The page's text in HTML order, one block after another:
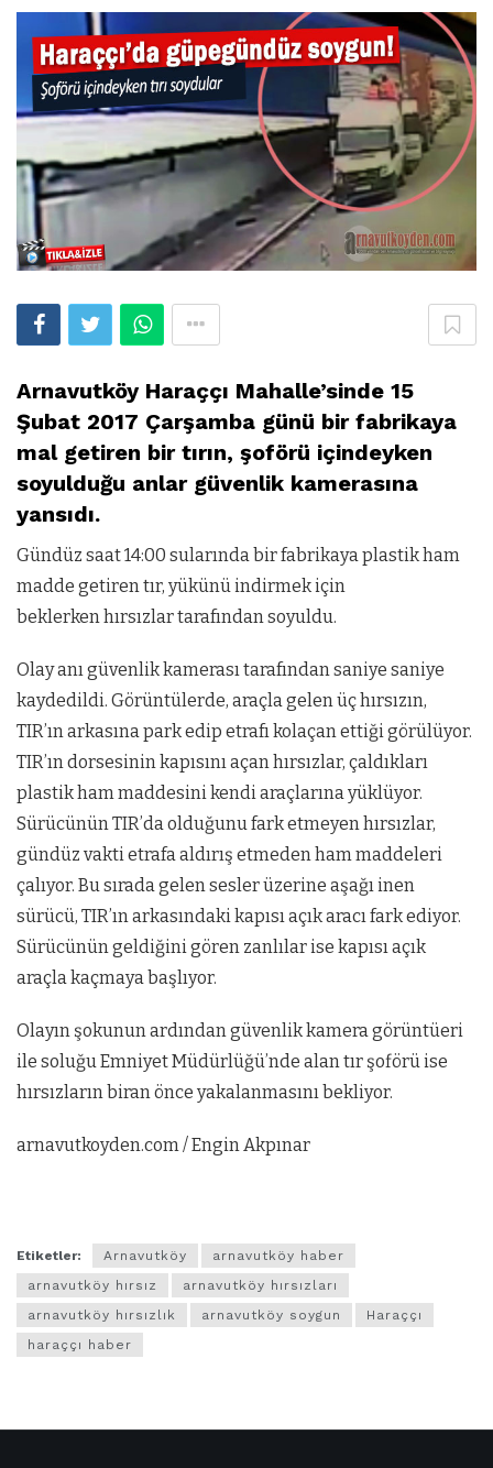
Arnavutköy Haraççı Mahalle’sinde 15
Şubat 2017 Çarşamba günü bir fabrikaya
mal getiren bir tırın, şoförü içindeyken
soyulduğu anlar güvenlik kamerasına
yansıdı.
Gündüz saat 14:00 sularında bir fabrikaya plastik ham
madde getiren tır, yükünü indirmek için
beklerken hırsızlar tarafından soyuldu.
Olay anı güvenlik kamerası tarafından saniye saniye
kaydedildi. Görüntülerde, araçla gelen üç hırsızın,
TIR’ın arkasına park edip etrafı kolaçan ettiği görülüyor.
TIR’ın dorsesinin kapısını açan hırsızlar, çaldıkları
plastik ham maddesini kendi araçlarına yüklüyor.
Sürücünün TIR’da olduğunu fark etmeyen hırsızlar,
gündüz vakti etrafa aldırış etmeden ham maddeleri
çalıyor. Bu sırada gelen sesler üzerine aşağı inen
sürücü, TIR’ın arkasındaki kapısı açık aracı fark ediyor.
Sürücünün geldiğini gören zanlılar ise kapısı açık
araçla kaçmaya başlıyor.
Olayın şokunun ardından güvenlik kamera görüntüeri
ile soluğu Emniyet Müdürlüğü’nde alan tır şoförü ise
hırsızların biran önce yakalanmasını bekliyor.
arnavutkoyden.com / Engin Akpınar
Etiketler: Arnavutköy
arnavutköy haber
arnavutköy hırsız
arnavutköy hırsızları
arnavutköy hırsızlık
arnavutköy soygun
Haraççı
haraççı haber